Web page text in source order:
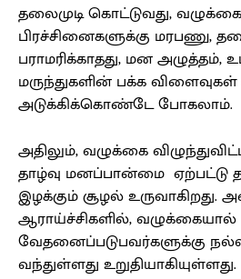
தலைமுடி கொட்டுவது,
பிரச்சினைகளுக்கு மரபணு,
பராமரிக்காதது, மன
மருந்துகளின் பக்க
அடுக்கிக்கொண்டே போகலாம்.
அதிலும், வழுக்கை
தாழ்வு மனப்பான்மை
இழக்கும் சூழல்
ஆராய்ச்சிகளில், வழுக்கையால்
வேதனைப்படுபவர்களுக்கு
வந்துள்ளது உறுதியாகியுள்ளது.